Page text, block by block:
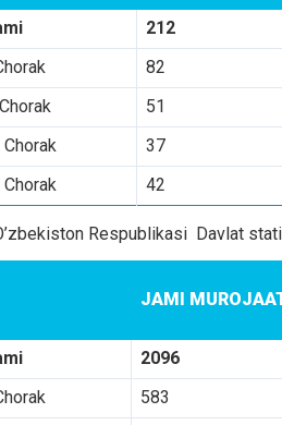
212
82
51
37
Chorak
42
Respublikasi Davlat
JAMI
2096
583